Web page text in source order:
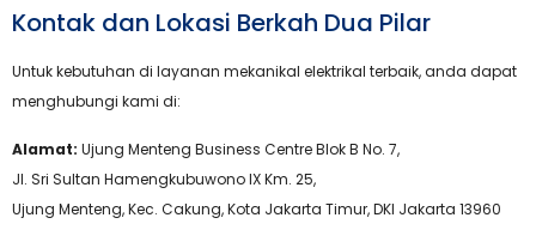
Kontak dan Lokasi Berkah Dua Pilar
Untuk kebutuhan di layanan mekanikal elektrikal terbaik, anda dapat
menghubungi kami di:
Alamat: Ujung Menteng Business Centre Blok B No. 7,
Jl. Sri Sultan Hamengkubuwono IX Km. 25,
Ujung Menteng, Kec. Cakung, Kota Jakarta Timur, DKI Jakarta 13960